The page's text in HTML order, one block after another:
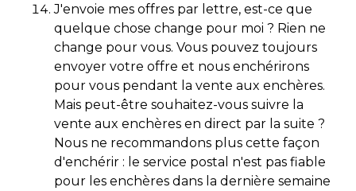
J'envoie mes offres par lettre, est-ce que
quelque chose change pour moi ? Rien ne
change pour vous. Vous pouvez toujours
envoyer votre offre et nous enchérirons
pour vous pendant la vente aux enchères.
Mais peut-être souhaitez-vous suivre la
vente aux enchères en direct par la suite ?
Nous ne recommandons plus cette façon
d'enchérir : le service postal n'est pas fiable
pour les enchères dans la dernière semaine